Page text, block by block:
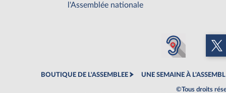
l'Assemblée nationale
BOUTIQUE DE L'ASSEMBLEE UNE SEMAINE À
©Tous droits